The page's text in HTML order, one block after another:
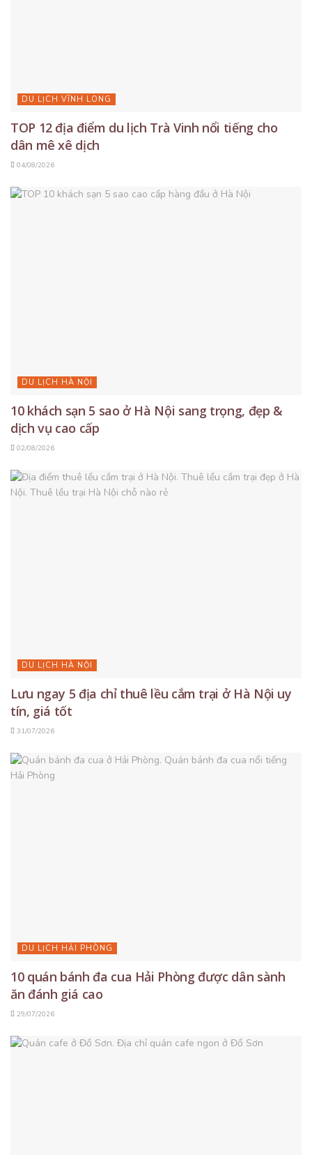
DU LỊCH VĨNH LONG
TOP 12 địa điểm du lịch Trà Vinh nổi tiếng cho
dân mê xê dịch
04/08/2026
DU LỊCH HÀ NỘI
10 khách sạn 5 sao ở Hà Nội sang trọng, đẹp &
dịch vụ cao cấp
02/08/2026
DU LỊCH HÀ NỘI
Lưu ngay 5 địa chỉ thuê lều cắm trại ở Hà Nội uy
tín, giá tốt
31/07/2026
DU LỊCH HẢI PHÒNG
10 quán bánh đa cua Hải Phòng được dân sành
ăn đánh giá cao
29/07/2026